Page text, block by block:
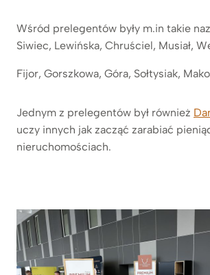
Wśród prelegentów były m.in takie
Siwiec, Lewińska, Chruściel, Musiał,
Fijor, Gorszkowa, Góra, Sołtysiak,
Jednym z prelegentów był również
uczy innych jak zacząć zarabiać
nieruchomościach.